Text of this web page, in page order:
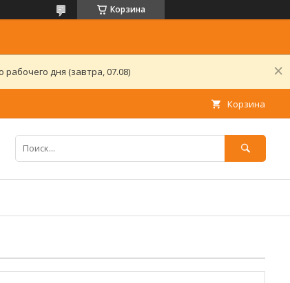
Корзина
дня (завтра, 07.08)
Корзина